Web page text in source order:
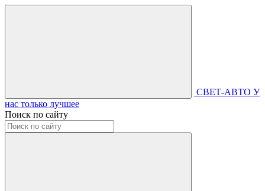
СВЕТ-АВТО У
нас только лучшее
Поиск по сайту